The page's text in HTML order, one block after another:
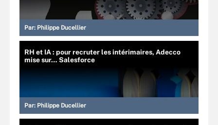
Par: Philippe Ducellier
RH et IA : pour recruter les intérimaires, Adecco
mise sur… Salesforce
Par: Philippe Ducellier